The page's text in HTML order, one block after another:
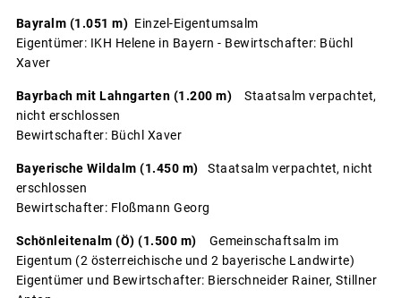
Bayralm (1.051 m) Einzel-Eigentumsalm
Eigentümer: IKH Helene in Bayern - Bewirtschafter: Büchl
Xaver
Bayrbach mit Lahngarten (1.200 m) Staatsalm verpachtet,
nicht erschlossen
Bewirtschafter: Büchl Xaver
Bayerische Wildalm (1.450 m) Staatsalm verpachtet, nicht
erschlossen
Bewirtschafter: Floßmann Georg
Schönleitenalm (Ö) (1.500 m) Gemeinschaftsalm im
Eigentum (2 österreichische und 2 bayerische Landwirte)
Eigentümer und Bewirtschafter: Bierschneider Rainer, Stillner